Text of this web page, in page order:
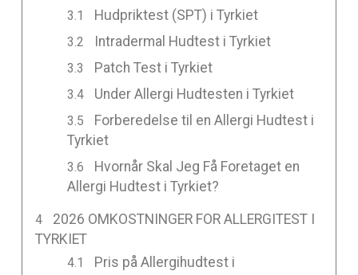
Hudpriktest (SPT) i Tyrkiet
Intradermal Hudtest i Tyrkiet
Patch Test i Tyrkiet
Under Allergi Hudtesten i Tyrkiet
Forberedelse til en Allergi Hudtest i
Tyrkiet
Hvornår Skal Jeg Få Foretaget en
Allergi Hudtest i Tyrkiet?
2026 OMKOSTNINGER FOR ALLERGITEST I
TYRKIET
Pris på Allergihudtest i